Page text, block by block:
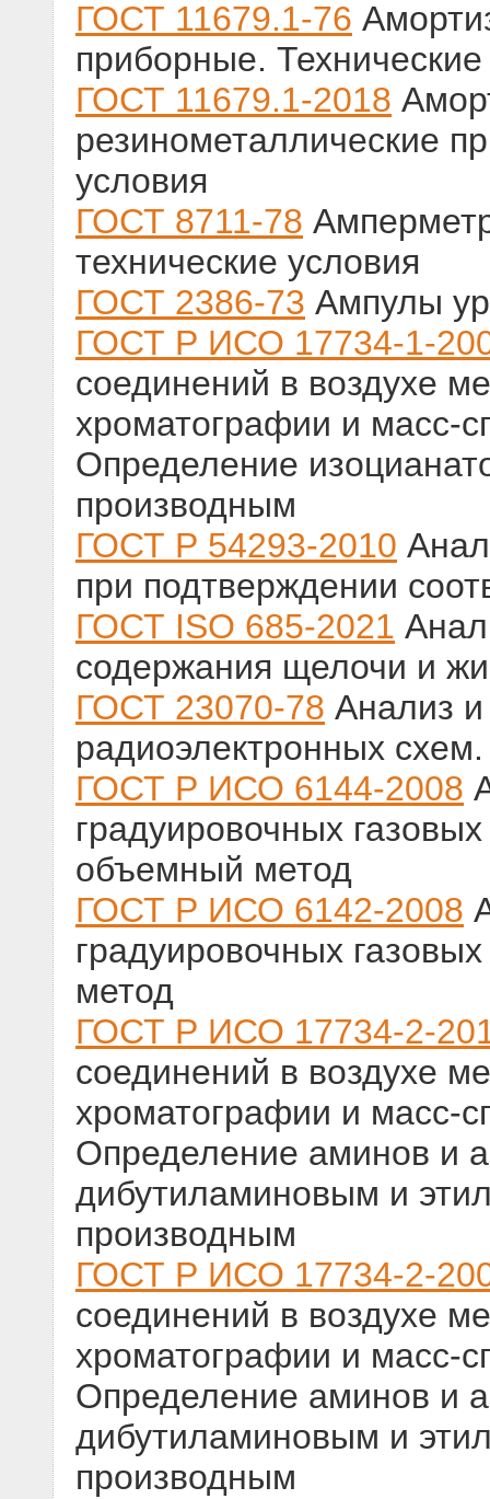
ГОСТ 11679.1-76
приборные.
ГОСТ 11679.1-2018
резинометаллические
условия
ГОСТ 8711-78
технические условия
ГОСТ 2386-73 Ампулы
ГОСТ Р ИСО 17734-1-
соединений в воздухе
хроматографии и масс-
Определение
производным
ГОСТ Р 54293-2010
при подтверждении
ГОСТ ISO 685-2021
содержания щелочи и
ГОСТ 23070-78 Анализ
радиоэлектронных
ГОСТ Р ИСО 6144-2008
градуировочных
объемный метод
ГОСТ Р ИСО 6142-2008
градуировочных
метод
ГОСТ Р ИСО 17734-2-
соединений в воздухе
хроматографии и масс-
Определение аминов и
дибутиламиновым и
производным
ГОСТ Р ИСО 17734-2-
соединений в воздухе
хроматографии и масс-
Определение аминов и
дибутиламиновым и
производным